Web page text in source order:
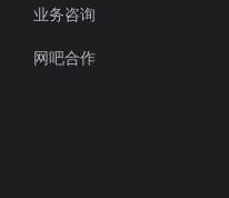
业务咨询
网吧合作